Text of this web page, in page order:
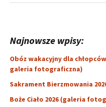
Najnowsze wpisy:
Obóz wakacyjny dla
galeria fotograficzna)
Sakrament Bierzmowania
Boże Ciało 2026 (galeria